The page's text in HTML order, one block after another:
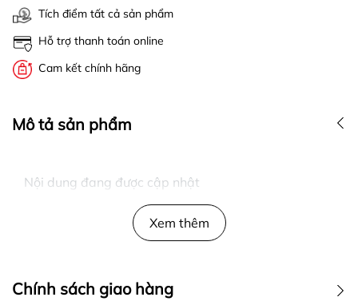
Tích điểm tất cả sản phẩm
Hỗ trợ thanh toán online
Cam kết chính hãng
Mô tả sản phẩm
Nội dung đang được cập nhật
Xem thêm
Chính sách giao hàng